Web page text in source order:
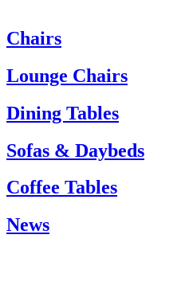
Om du behöver hjälp är du
Tel. +45 66 12 14 04
info@carlhansen.dk
Chairs
Lounge Chairs
Dining Tables
Sofas & Daybeds
Coffee Tables
News